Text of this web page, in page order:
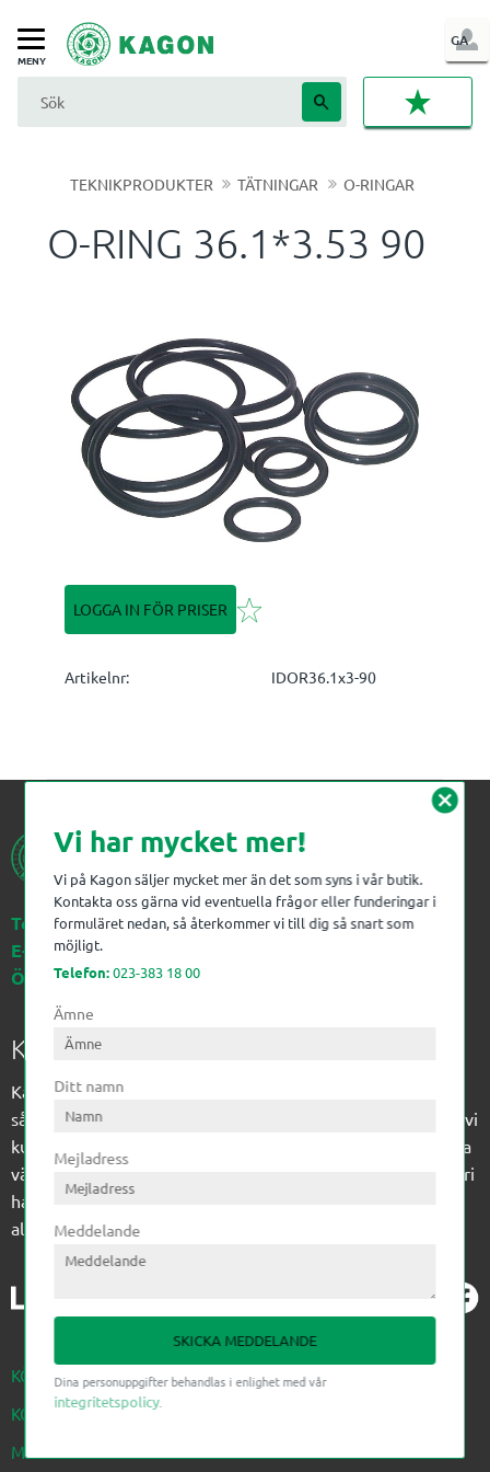
Meny
GA
IN
TEKNIKPRODUKTER TÄTNINGAR O-RINGAR
O-RING 36.1*3.53 90
LOGGA IN FÖR PRISER Lägg till i favoriter
Artikelnr IDOR36.1x3-90
Telefon:023-383 18 00
E-post:kagon@kagon.se
Öppettider:Måndag-Fredag, 07-16
Kagon AB
Kagon har sedan 1972 levererat kompetens till
sågverksindustrin och övrig industri. Till träindustrin tillför vi
kunskap med optimeringslösningar från timmerplanen hela
vägen fram till paketering/emballering och till övrig industri
har vi ett komplement sortiment av teknikprodukter med
allt ifrån slangtillverkning till transmission och lager.
KÖPVILLKOR
KONTAKTA OSS NEDAN
MINA SIDOR
cancel
Vi har mycket mer!
Vi på Kagon säljer mycket mer än det som syns i vår butik.
Kontakta oss gärna vid eventuella frågor eller funderingar i
formuläret nedan, så återkommer vi till dig så snart som
möjligt.
Telefon:023-383 18 00
Ämne
Ditt namn
Mejladress
Meddelande
SKICKA MEDDELANDE
Dina personuppgifter behandlas i enlighet med vår
integritetspolicy.